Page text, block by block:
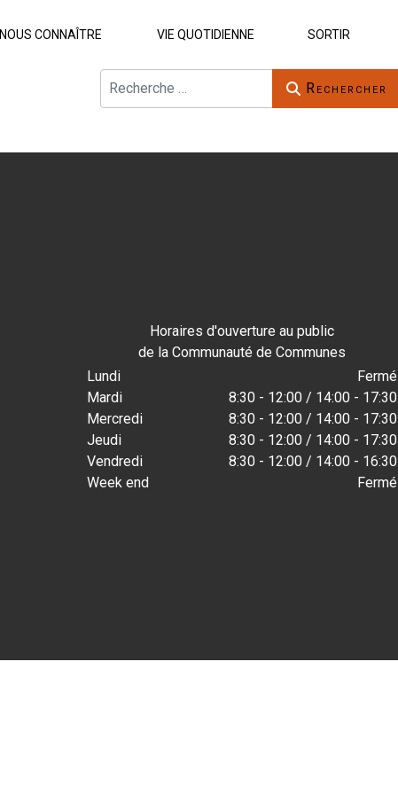
NOUS CONNAÎTRE VIE QUOTIDIENNE SORTIR
Rechercher
Horaires d'ouverture au public
de la Communauté de Communes
Lundi
Fermé
Mardi
8:30 - 12:00 / 14:00 - 17:30
Mercredi
8:30 - 12:00 / 14:00 - 17:30
Jeudi
8:30 - 12:00 / 14:00 - 17:30
Vendredi
8:30 - 12:00 / 14:00 - 16:30
Week end
Fermé